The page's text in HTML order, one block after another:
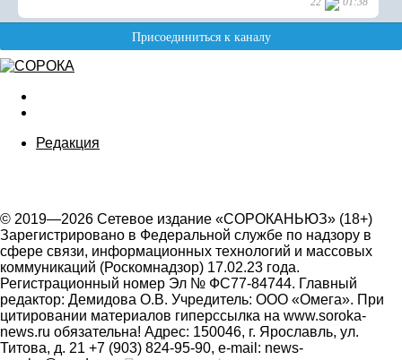
Редакция
© 2019—2026 Сетевое издание «СОРОКАНЬЮЗ» (18+)
Зарегистрировано в Федеральной службе по надзору в
сфере связи, информационных технологий и массовых
коммуникаций (Роскомнадзор) 17.02.23 года.
Регистрационный номер Эл № ФС77-84744. Главный
редактор: Демидова О.В. Учредитель: ООО «Омега». При
цитировании материалов гиперссылка на www.soroka-
news.ru обязательна! Адрес: 150046, г. Ярославль, ул.
Титова, д. 21 +7 (903) 824-95-90, e-mail: news-